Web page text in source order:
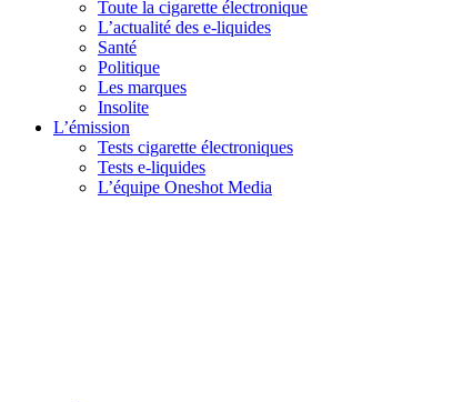
Toute la cigarette électronique
L’actualité des e-liquides
Santé
Politique
Les marques
Insolite
L’émission
Tests cigarette électroniques
Tests e-liquides
L’équipe Oneshot Media